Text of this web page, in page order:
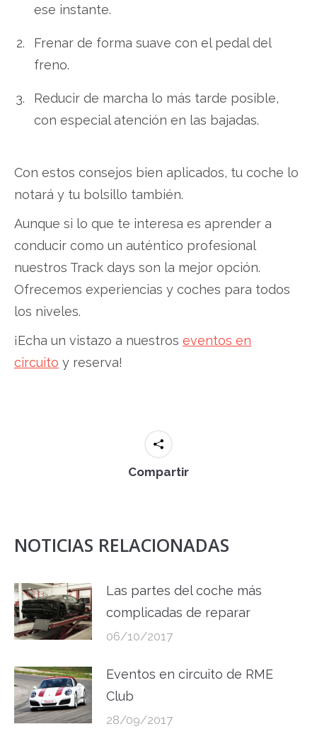
ese instante.
Frenar de forma suave con el pedal del
freno.
Reducir de marcha lo más tarde posible,
con especial atención en las bajadas.
Con estos consejos bien aplicados, tu coche lo
notará y tu bolsillo también.
Aunque si lo que te interesa es aprender a
conducir como un auténtico profesional
nuestros Track days son la mejor opción.
Ofrecemos experiencias y coches para todos
los niveles.
¡Echa un vistazo a nuestros eventos en
circuito y reserva!
Compartir
NOTICIAS RELACIONADAS
Las partes del coche más
complicadas de reparar
06/10/2017
Eventos en circuito de RME
Club
28/09/2017